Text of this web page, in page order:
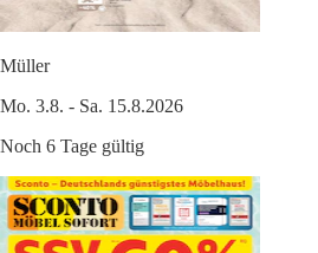
Müller
Mo. 3.8. - Sa. 15.8.2026
Noch 6 Tage gültig